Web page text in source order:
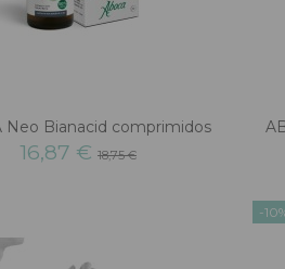
Neo Bianacid comprimidos
16,87 € 18,75 €
-